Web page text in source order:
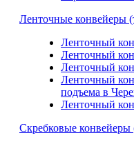
Ленточные конвейеры
Ленточный
Ленточный
Ленточный
Ленточный
подъема в
Ленточный
Скребковые конвейеры